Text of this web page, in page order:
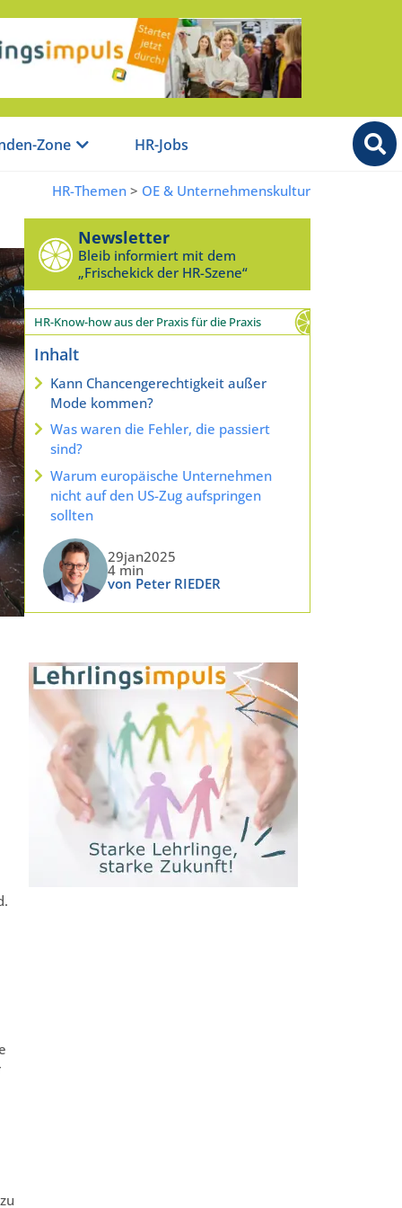
Zone HR-Jobs
HR-Themen > OE & Unternehmenskultur
Newsletter
Bleib informiert mit dem
„Frischekick der HR-Szene“
HR-Know-how aus der Praxis für die Praxis
Inhalt
Kann Chancengerechtigkeit außer
Mode kommen?
Was waren die Fehler, die passiert
sind?
Warum europäische Unternehmen
nicht auf den US-Zug aufspringen
sollten
29jan2025
4 min
von Peter RIEDER